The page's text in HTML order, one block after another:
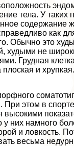
тела. У таких
содержание
как
Обычно это
худыми не
Грудная
и хрупкая.
При этом в
высокими
у них намного
и ловкость.
весьма